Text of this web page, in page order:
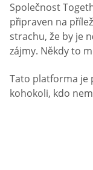
Společnost
připraven na
strachu, že by je
zájmy. Někdy to
Tato platforma je
kohokoli, kdo